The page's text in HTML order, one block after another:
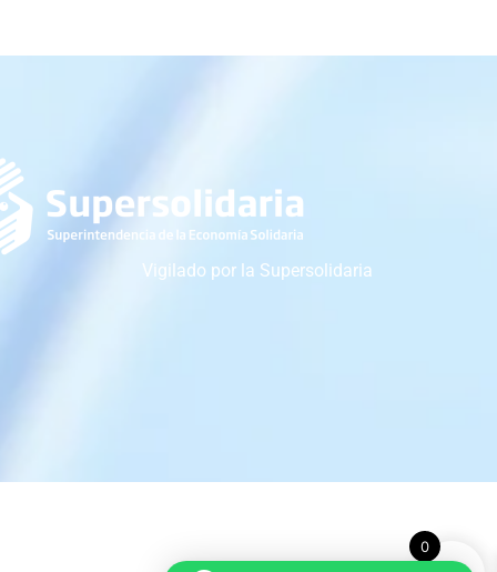
Vigilado por la Supersolidaria
0